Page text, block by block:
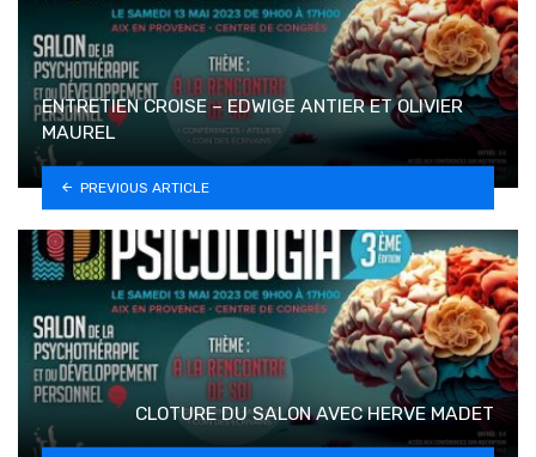
ENTRETIEN CROISE – EDWIGE ANTIER ET OLIVIER
MAUREL
PREVIOUS ARTICLE
CLOTURE DU SALON AVEC HERVE MADET